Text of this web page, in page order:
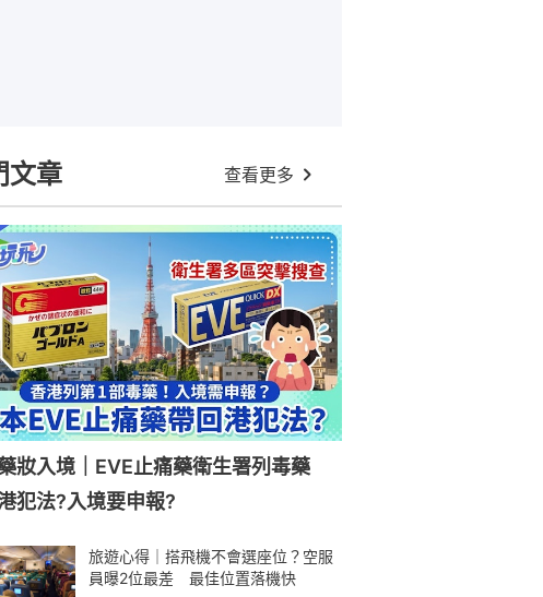
文章 查看更多
妝入境｜EVE止痛藥衛生署列毒藥
犯法?入境要申報?
旅遊心得｜搭飛機不會選座位？空服
員曝2位最差 最佳位置落機快